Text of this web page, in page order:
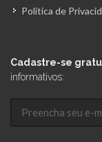
Política de
Cadastre-se
informativos: